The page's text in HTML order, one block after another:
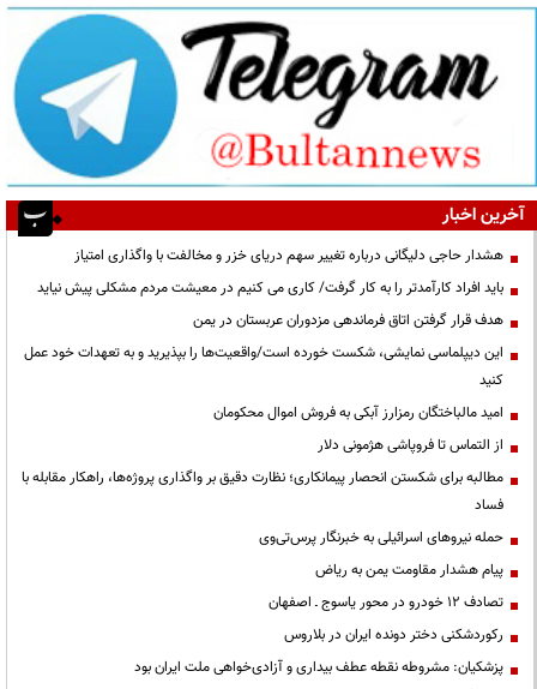
آخرین اخبار
هشدار حاجی دلیگانی درباره تغییر سهم دریای خزر و مخالفت با واگذاری امتیاز
باید افراد کارآمدتر را به کار گرفت/ کاری می کنیم در معیشت مردم مشکلی پیش نیاید
هدف قرار گرفتن اتاق‌ فرماندهی مزدوران عربستان در یمن
این دیپلماسی نمایشی، شکست خورده است/واقعیت‌ها را بپذیرید و به تعهدات خود عمل
کنید
امید مالباختگان رمزارز آبکی به فروش اموال محکومان
از التماس تا فروپاشی هژمونی دلار
مطالبه برای شکستن انحصار پیمانکاری؛ نظارت دقیق بر واگذاری پروژه‌ها، راهکار مقابله با
فساد
حمله نیروهای اسرائیلی به خبرنگار پرس‌تی‌وی
پیام هشدار مقاومت یمن به ریاض
تصادف ۱۲ خودرو در محور یاسوج ـ اصفهان
رکوردشکنی دختر دونده ایران در بلاروس
پزشکیان: مشروطه نقطه عطف بیداری و آزادی‌خواهی ملت ایران بود